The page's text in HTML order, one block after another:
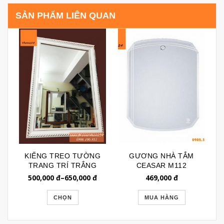
SẢN PHẨM LIÊN QUAN
KIẾNG TREO TƯỜNG
TRANG TRÍ TRẮNG
MẠ BẠC BL127
500,000 đ–650,000 đ
CHỌN
GƯƠNG NHÀ TẮM
CEASAR M112
469,000đ
MUA HÀNG